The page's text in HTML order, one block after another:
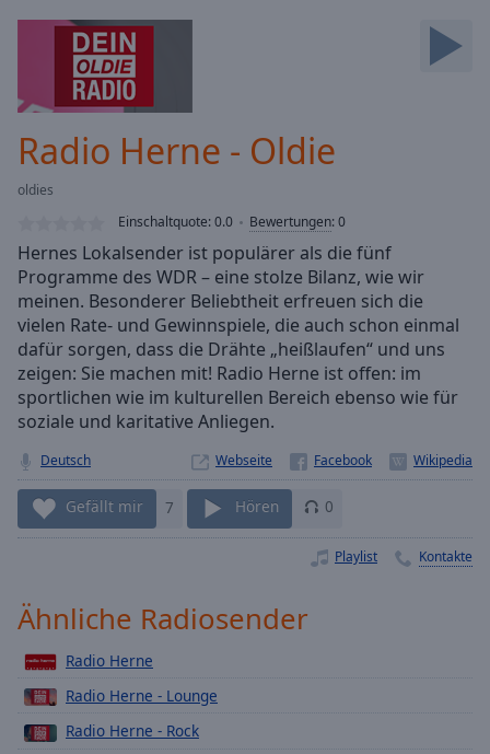
Current
Loaded
Stream
TypeLIVE
Seek to
currently
behind
LIVE
Remaining
Time-
1x
Playback
Rate
Chapters
Descriptions
descriptions
selected
Radio Herne - Oldie
oldies
Einschaltquote:0.0 Bewertungen:0
Hernes Lokalsender ist populärer als die fünf
Programme des WDR – eine stolze Bilanz, wie wir
meinen. Besonderer Beliebtheit erfreuen sich die
vielen Rate- und Gewinnspiele, die auch schon einmal
dafür sorgen, dass die Drähte „heißlaufen“ und uns
zeigen: Sie machen mit! Radio Herne ist offen: im
sportlichen wie im kulturellen Bereich ebenso wie für
soziale und karitative Anliegen.
Deutsch Webseite
Gefällt mir 7 Hören 0
Playlist Kontakte
Ähnliche Radiosender
Radio Herne
Radio Herne - Lounge
Radio Herne - Rock